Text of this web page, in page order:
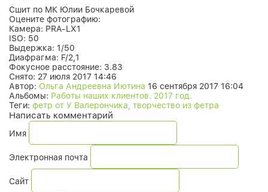
Сшит по МК Юлии Бочкаревой
Оцените фотографию:
Камера: PRA-LX1
ISO: 50
Выдержка: 1/50
Диафрагма: F/2,1
Фокусное расстояние: 3.83
Снято: 27 июля 2017 14:46
Автор: Ольга Андреевна Иютина 16 сентября 2017 16:04
Альбомы: Работы наших клиентов. 2017 год.
Теги: фетр от У Валерончика, творчество из фетра
Написать комментарий
Имя
Электронная почта
Сайт